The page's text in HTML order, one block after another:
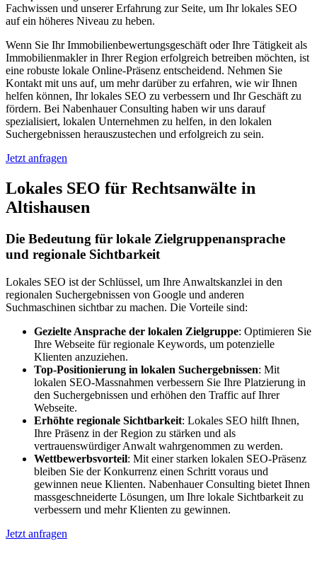
Fachwissen und unserer Erfahrung zur Seite, um Ihr lokales SEO
auf ein höheres Niveau zu heben.
Wenn Sie Ihr Immobilienbewertungsgeschäft oder Ihre Tätigkeit als
Immobilienmakler in Ihrer Region erfolgreich betreiben möchten, ist
eine robuste lokale Online-Präsenz entscheidend. Nehmen Sie
Kontakt mit uns auf, um mehr darüber zu erfahren, wie wir Ihnen
helfen können, Ihr lokales SEO zu verbessern und Ihr Geschäft zu
fördern. Bei Nabenhauer Consulting haben wir uns darauf
spezialisiert, lokalen Unternehmen zu helfen, in den lokalen
Suchergebnissen herauszustechen und erfolgreich zu sein.
Jetzt anfragen
Lokales SEO für Rechtsanwälte in
Altishausen
Die Bedeutung für lokale Zielgruppenansprache
und regionale Sichtbarkeit
Lokales SEO ist der Schlüssel, um Ihre Anwaltskanzlei in den
regionalen Suchergebnissen von Google und anderen
Suchmaschinen sichtbar zu machen. Die Vorteile sind:
Gezielte Ansprache der lokalen Zielgruppe: Optimieren Sie
Ihre Webseite für regionale Keywords, um potenzielle
Klienten anzuziehen.
Top-Positionierung in lokalen Suchergebnissen: Mit
lokalen SEO-Massnahmen verbessern Sie Ihre Platzierung in
den Suchergebnissen und erhöhen den Traffic auf Ihrer
Webseite.
Erhöhte regionale Sichtbarkeit: Lokales SEO hilft Ihnen,
Ihre Präsenz in der Region zu stärken und als
vertrauenswürdiger Anwalt wahrgenommen zu werden.
Wettbewerbsvorteil: Mit einer starken lokalen SEO-Präsenz
bleiben Sie der Konkurrenz einen Schritt voraus und
gewinnen neue Klienten. Nabenhauer Consulting bietet Ihnen
massgeschneiderte Lösungen, um Ihre lokale Sichtbarkeit zu
verbessern und mehr Klienten zu gewinnen.
Jetzt anfragen